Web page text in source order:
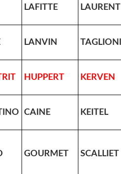
LAFITTE LAURENT
LANVIN TAGLIONI
HUPPERT KERVEN
CAINE KEITEL
GOURMET SCALLIET